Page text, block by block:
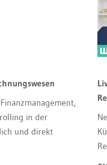
in der
und direkt